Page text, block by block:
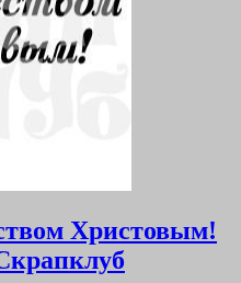
Христовым!